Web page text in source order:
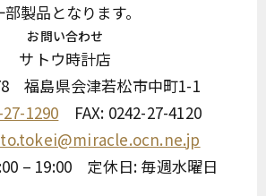
部製品となります。
お問い合わせ
サトウ時計店
福島県会津若松市中町1-1
1290 FAX: 0242-27-4120
– 19:00 定休日: 毎週水曜日